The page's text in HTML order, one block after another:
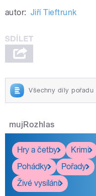
autor: Jiří Tieftrunk
Všechny díly pořadu
mujRozhlas
Hry a četby
Krimi
Pohádky
Pořady
Živé vysílání